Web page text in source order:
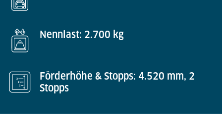
Nennlast: 2.700 kg
Förderhöhe & Stopps: 4.520 mm, 2
Stopps